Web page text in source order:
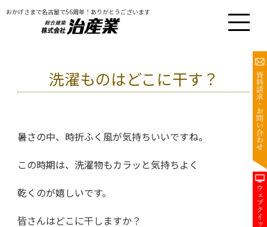
おかげさまで名古屋で56周年！ありがとうございます
洗濯ものはどこに干す？
暑さの中、時折ふく風が気持ちいいですね。
この時期は、洗濯物もカラッと気持ちよく
乾くのが嬉しいです。
皆さんはどこに干しますか？